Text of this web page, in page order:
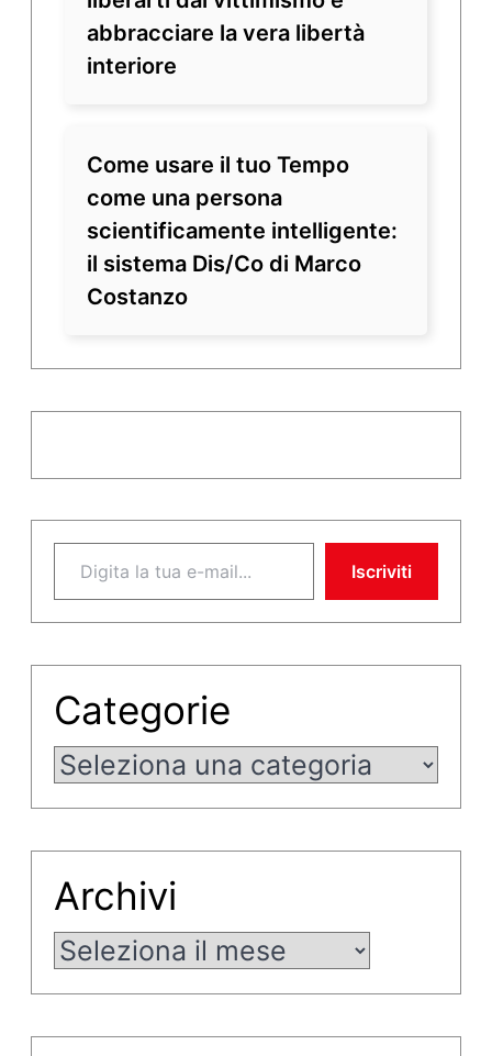
abbracciare la vera libertà
interiore
Come usare il tuo Tempo
come una persona
scientificamente intelligente:
il sistema Dis/Co di Marco
Costanzo
Digita la tua e-mail...
Iscriviti
Categorie
Categorie
Archivi
Archivi